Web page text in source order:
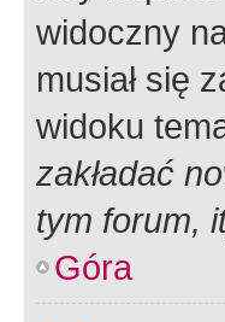
widoczny
musiał się
widoku
zakładać
tym forum,
Góra